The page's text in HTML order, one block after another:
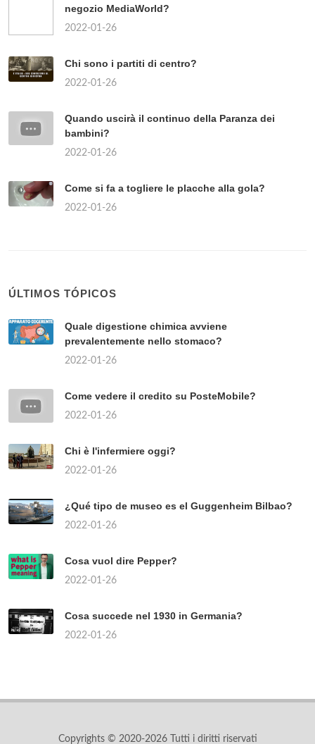
negozio MediaWorld?
2022-01-26
Chi sono i partiti di centro?
2022-01-26
Quando uscirà il continuo della Paranza dei
bambini?
2022-01-26
Come si fa a togliere le placche alla gola?
2022-01-26
ÚLTIMOS TÓPICOS
Quale digestione chimica avviene
prevalentemente nello stomaco?
2022-01-26
Come vedere il credito su PosteMobile?
2022-01-26
Chi è l'infermiere oggi?
2022-01-26
¿Qué tipo de museo es el Guggenheim Bilbao?
2022-01-26
Cosa vuol dire Pepper?
2022-01-26
Cosa succede nel 1930 in Germania?
2022-01-26
Copyrights © 2020-2026 Tutti i diritti riservati